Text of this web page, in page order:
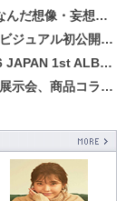
想企画がスタート！
、KENらのコメントが到着！
ライブ@ニコ生」を配信決定!
品コラボが実現！！